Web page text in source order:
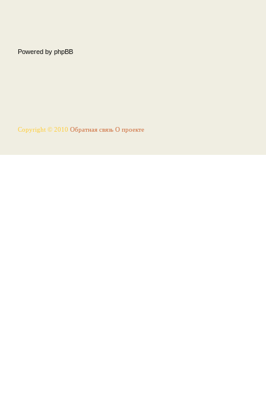
Powered by phpBB
Copyright © 2010 Обратная связь О проекте